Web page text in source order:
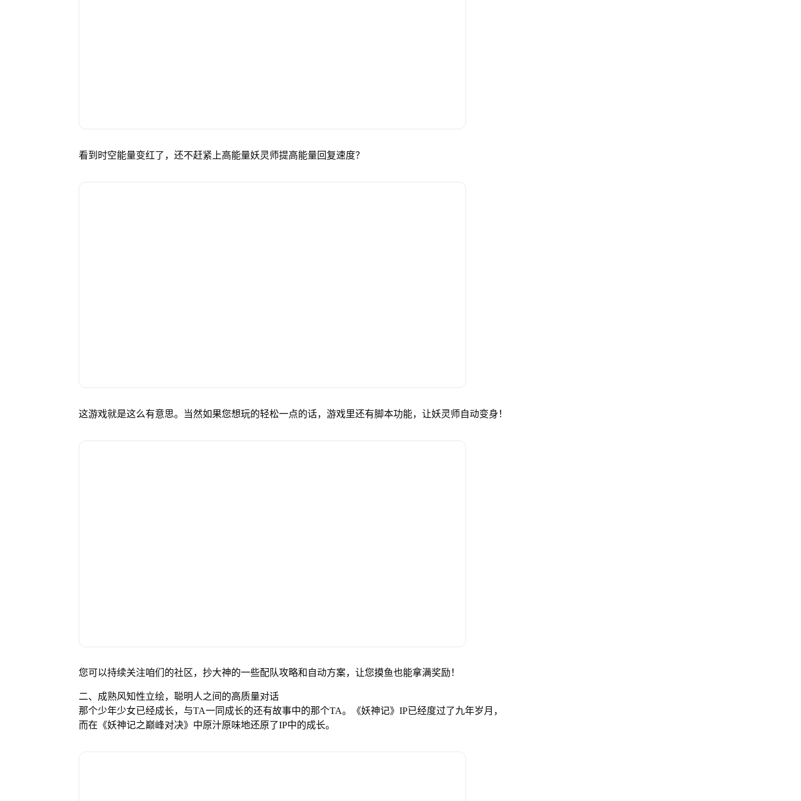
看到时空能量变红了，还不赶紧上高能量妖灵师提高能量回复速度？
这游戏就是这么有意思。当然如果您想玩的轻松一点的话，游戏里还有脚本功能，让妖灵师自动变身！
您可以持续关注咱们的社区，抄大神的一些配队攻略和自动方案，让您摸鱼也能拿满奖励！
二、成熟风知性立绘，聪明人之间的高质量对话
那个少年少女已经成长，与TA一同成长的还有故事中的那个TA。《妖神记》IP已经度过了九年岁月，
而在《妖神记之巅峰对决》中原汁原味地还原了IP中的成长。